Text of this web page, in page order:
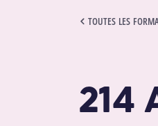
TOUTES LES
214 ANGLAIS